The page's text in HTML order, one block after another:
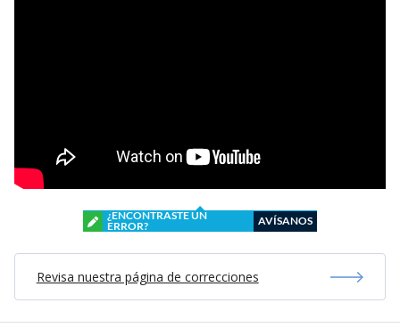
¿ENCONTRASTE UN
ERROR?
AVÍSANOS
Revisa nuestra página de correcciones